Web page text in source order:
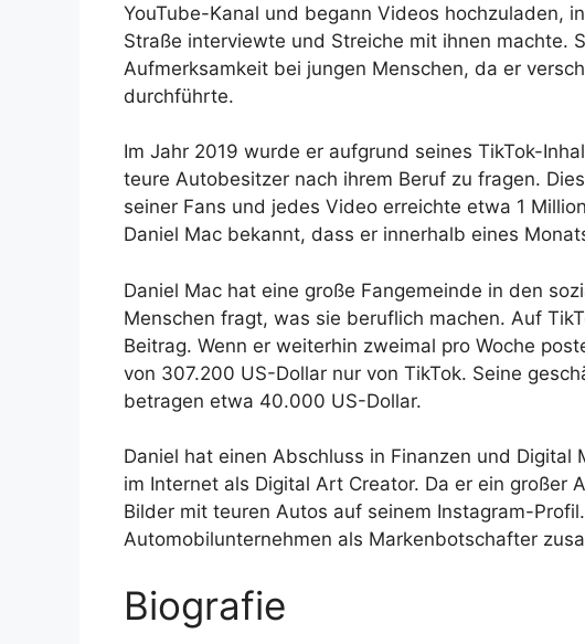
YouTube-Kanal und begann Videos hochzuladen,
Straße interviewte und Streiche mit ihnen machte.
Aufmerksamkeit bei jungen Menschen, da er
durchführte.
Im Jahr 2019 wurde er aufgrund seines TikTok-
teure Autobesitzer nach ihrem Beruf zu fragen.
seiner Fans und jedes Video erreichte etwa 1
Daniel Mac bekannt, dass er innerhalb eines
Daniel Mac hat eine große Fangemeinde in den
Menschen fragt, was sie beruflich machen. Auf
Beitrag. Wenn er weiterhin zweimal pro Woche
von 307.200 US-Dollar nur von TikTok. Seine
betragen etwa 40.000 US-Dollar.
Daniel hat einen Abschluss in Finanzen und
im Internet als Digital Art Creator. Da er ein großer
Bilder mit teuren Autos auf seinem Instagram-
Automobilunternehmen als Markenbotschafter
Biografie